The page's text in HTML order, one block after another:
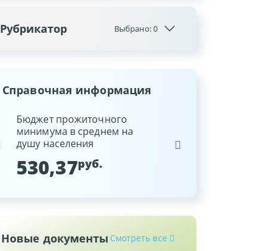
Рубрикатор Выбрано:0
Справочная информация
Бюджет прожиточного
минимума в среднем на
душу населения
530,37руб.
Республики Беларусь
Новые документы Смотреть все